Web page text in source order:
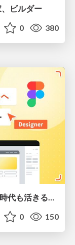
ビルダー
0 380
0 150